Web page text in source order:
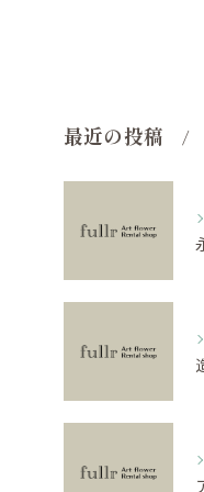
最近の投稿